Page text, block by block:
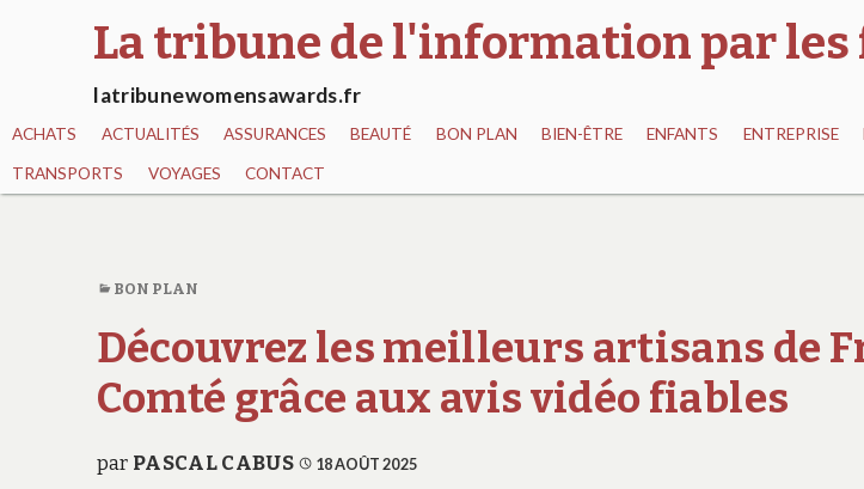
La tribune de l'information par les
latribunewomensawards.fr
ACHATS ACTUALITÉS ASSURANCES BEAUTÉ BON PLAN BIEN-ÊTRE ENFANTS ENTREPRISE
TRANSPORTS VOYAGES CONTACT
BON PLAN
Découvrez les meilleurs artisans de
Comté grâce aux avis vidéo fiables
par PASCAL CABUS 18 AOÛT 2025